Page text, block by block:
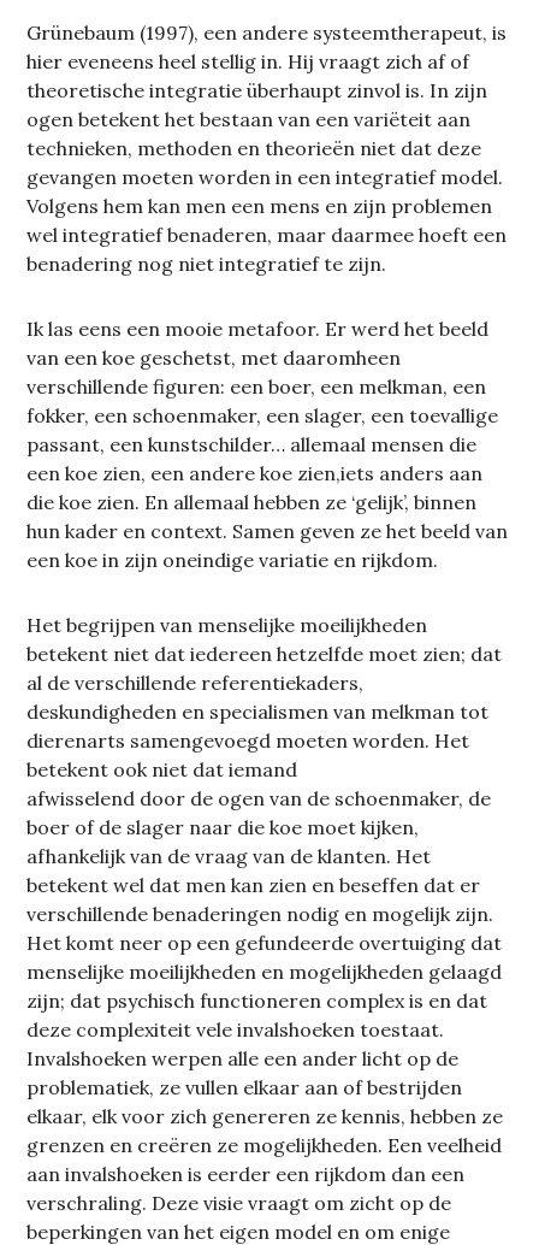
Grünebaum (1997), een andere systeemtherapeut, is
hier eveneens heel stellig in. Hij vraagt zich af of
theoretische integratie überhaupt zinvol is. In zijn
ogen betekent het bestaan van een variëteit aan
technieken, methoden en theorieën niet dat deze
gevangen moeten worden in een integratief model.
Volgens hem kan men een mens en zijn problemen
wel integratief benaderen, maar daarmee hoeft een
benadering nog niet integratief te zijn.
Ik las eens een mooie metafoor. Er werd het beeld
van een koe geschetst, met daaromheen
verschillende figuren: een boer, een melkman, een
fokker, een schoenmaker, een slager, een toevallige
passant, een kunstschilder… allemaal mensen die
een koe zien, een andere koe zien,iets anders aan
die koe zien. En allemaal hebben ze ‘gelijk’, binnen
hun kader en context. Samen geven ze het beeld van
een koe in zijn oneindige variatie en rijkdom.
Het begrijpen van menselijke moeilijkheden
betekent niet dat iedereen hetzelfde moet zien; dat
al de verschillende referentiekaders,
deskundigheden en specialismen van melkman tot
dierenarts samengevoegd moeten worden. Het
betekent ook niet dat iemand
afwisselend door de ogen van de schoenmaker, de
boer of de slager naar die koe moet kijken,
afhankelijk van de vraag van de klanten. Het
betekent wel dat men kan zien en beseffen dat er
verschillende benaderingen nodig en mogelijk zijn.
Het komt neer op een gefundeerde overtuiging dat
menselijke moeilijkheden en mogelijkheden gelaagd
zijn; dat psychisch functioneren complex is en dat
deze complexiteit vele invalshoeken toestaat.
Invalshoeken werpen alle een ander licht op de
problematiek, ze vullen elkaar aan of bestrijden
elkaar, elk voor zich genereren ze kennis, hebben ze
grenzen en creëren ze mogelijkheden. Een veelheid
aan invalshoeken is eerder een rijkdom dan een
verschraling. Deze visie vraagt om zicht op de
beperkingen van het eigen model en om enige